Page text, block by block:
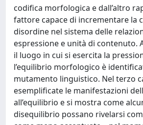
codifica morfologica e dall’altro
fattore capace di incrementare la
disordine nel sistema delle
espressione e unità di contenuto.
il luogo in cui si esercita la
l’equilibrio morfologico è
mutamento linguistico. Nel terzo
esemplificate le manifestazioni
all’equilibrio e si mostra come
disequilibrio possano rivelarsi